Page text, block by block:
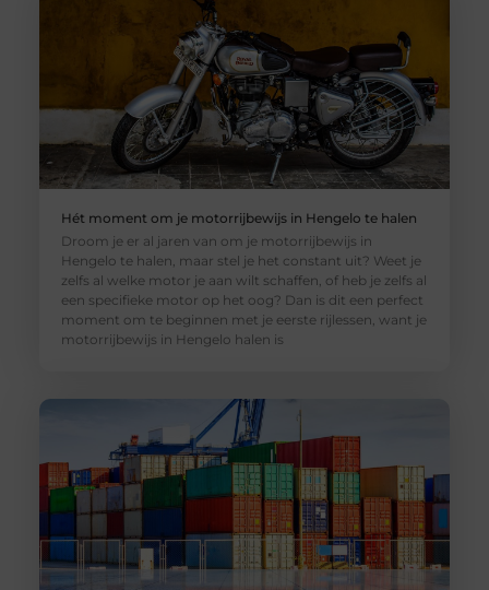
Hét moment om je motorrijbewijs in Hengelo te halen
Droom je er al jaren van om je motorrijbewijs in
Hengelo te halen, maar stel je het constant uit? Weet je
zelfs al welke motor je aan wilt schaffen, of heb je zelfs al
een specifieke motor op het oog? Dan is dit een perfect
moment om te beginnen met je eerste rijlessen, want je
motorrijbewijs in Hengelo halen is